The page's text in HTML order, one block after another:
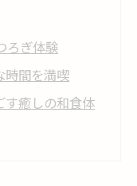
ろぎ体験
時間を満喫
す癒しの和食体